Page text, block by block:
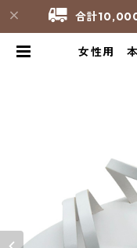
合計
女性用
-